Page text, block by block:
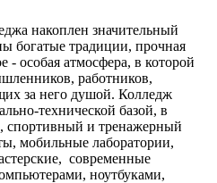
накоплен значительный
богатые традиции, прочная
- особая атмосфера, в которой
работников,
за него душой. Колледж
технической базой, в
спортивный и тренажерный
мобильные лаборатории,
современные
ноутбуками,